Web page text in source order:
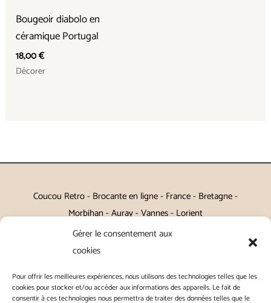
Gérer le consentement aux
cookies
Pour offrir les meilleures expériences, nous utilisons des technologies telles que les
cookies pour stocker et/ou accéder aux informations des appareils. Le fait de
consentir à ces technologies nous permettra de traiter des données telles que le
Bougeoir diabolo en
céramique Portugal
18,00€
Décorer
Coucou Retro - Brocante en ligne - France - Bretagne -
Morbihan - Auray - Vannes - Lorient
Petits meubles, décoration, miroirs, luminaires, Art de la table
Campagne Chic, Kitch